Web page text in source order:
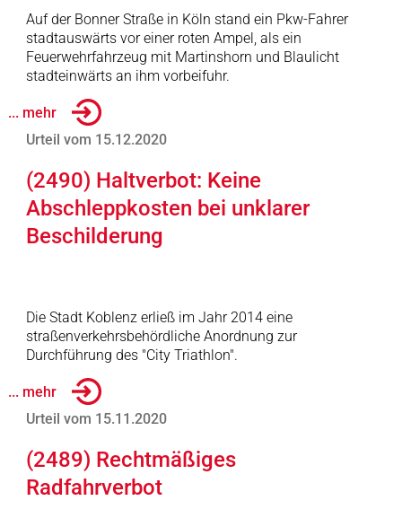
Auf der Bonner Straße in Köln stand ein Pkw-Fahrer
stadtauswärts vor einer roten Ampel, als ein
Feuerwehrfahrzeug mit Martinshorn und Blaulicht
stadteinwärts an ihm vorbeifuhr.
... mehr
Urteil vom 15.12.2020
(2490) Haltverbot: Keine
Abschleppkosten bei unklarer
Beschilderung
Die Stadt Koblenz erließ im Jahr 2014 eine
straßenverkehrsbehördliche Anordnung zur
Durchführung des "City Triathlon".
... mehr
Urteil vom 15.11.2020
(2489) Rechtmäßiges
Radfahrverbot